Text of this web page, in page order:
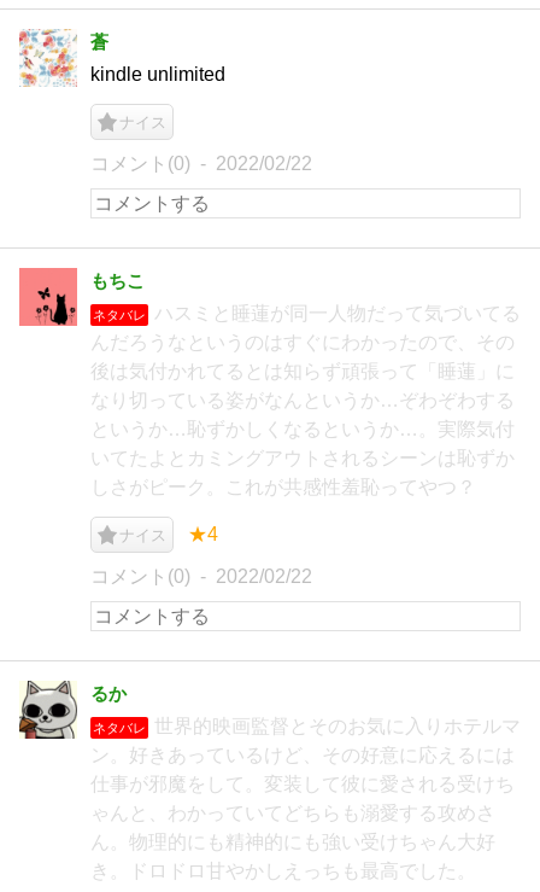
蒼
kindle unlimited
ナイス
コメント(0) 2022/02/22
もちこ
ネタバレ
ハスミと睡蓮が同一人物だって気づいてる
んだろうなというのはすぐにわかったので、その
後は気付かれてるとは知らず頑張って「睡蓮」に
なり切っている姿がなんというか…ぞわぞわする
というか…恥ずかしくなるというか…。実際気付
いてたよとカミングアウトされるシーンは恥ずか
しさがピーク。これが共感性羞恥ってやつ？
ナイス ★4
コメント(0) 2022/02/22
るか
ネタバレ
世界的映画監督とそのお気に入りホテルマ
ン。好きあっているけど、その好意に応えるには
仕事が邪魔をして。変装して彼に愛される受けち
ゃんと、わかっていてどちらも溺愛する攻めさ
ん。物理的にも精神的にも強い受けちゃん大好
き。ドロドロ甘やかしえっちも最高でした。